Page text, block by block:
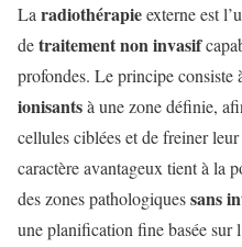
La radiothérapieexterne est
detraitement non invasif
profondes. Le principe consiste
ionisantsà une zone définie,
cellules ciblées et de freiner
caractère avantageux tient à la
des zones pathologiquessans
une planification fine basée sur